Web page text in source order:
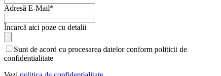
Adresă E-Mail*
Încarcă aici poze cu detalii
Sunt de acord cu procesarea datelor conform politicii de
confidentialitate